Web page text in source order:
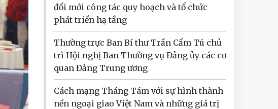
đổi mới công tác quy hoạch và tổ chức
phát triển hạ tầng
Thường trực Ban Bí thư Trần Cẩm Tú chủ
trì Hội nghị Ban Thường vụ Đảng ủy các cơ
quan Đảng Trung ương
Cách mạng Tháng Tám với sự hình thành
nền ngoại giao Việt Nam và những giá trị